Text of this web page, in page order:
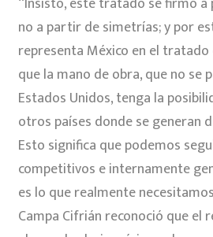
no a partir de simetrías; y por
representa México en el
que la mano de obra, que no se
Estados Unidos, tenga la
otros países donde se generan
Esto significa que podemos
competitivos e internamente
es lo que realmente
Campa Cifrián reconoció que el